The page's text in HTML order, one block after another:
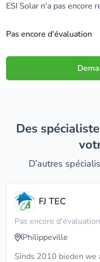
ESI Solar n'a pas encore
Pas encore d'évaluation
Des spécialistes comparables dans
D’autres
FJ TEC
Pas encore d'évaluation
Philippeville
Sinds 2010 bieden we